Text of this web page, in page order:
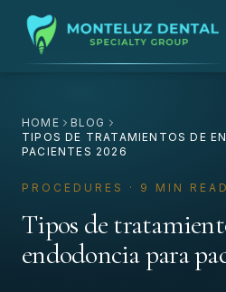
HOME
BLOG
TIPOS DE TRATAMIENTOS DE
PACIENTES 2026
PROCEDURES · 9 MIN READ
Tipos de
endodoncia para